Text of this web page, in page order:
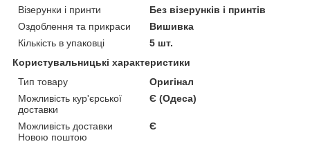
Візерунки і принти
Без візерунків і принтів
Оздоблення та прикраси
Вишивка
Кількість в упаковці
5 шт.
Користувальницькі характеристики
Тип товару
Оригінал
Можливість кур'єрської
доставки
Є (Одеса)
Можливість доставки
Новою поштою
Є